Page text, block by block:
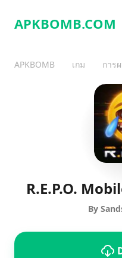
APKBOMB.COM
APKBOMB เกม การ
R.E.P.O.
By